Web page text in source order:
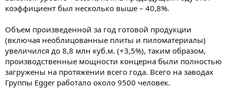
коэффициент был несколько выше – 40,8%.
Объем произведенной за год готовой продукции
(включая необлицованные плиты и пиломатериалы)
увеличился до 8,8 млн куб.м. (+3,5%), таким образом,
производственные мощности концерна были полностью
загружены на протяжении всего года. Всего на заводах
Группы Egger работало около 9500 человек.